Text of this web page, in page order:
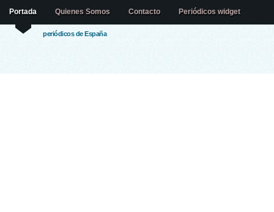
periódicos de España
Portada Quienes Somos Contacto Periódicos widget